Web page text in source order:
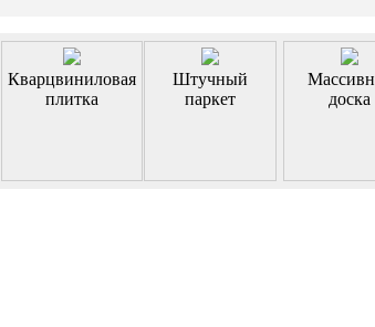
Кварцвиниловая
плитка
Штучный
паркет
доска